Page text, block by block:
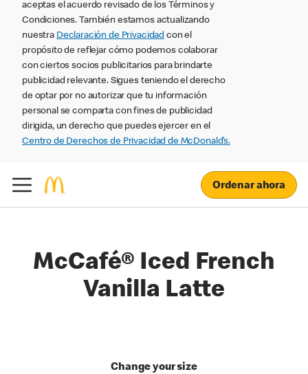
aceptas el acuerdo revisado de los Términos y
Condiciones. También estamos actualizando
nuestra Declaración de Privacidad con el
propósito de reflejar cómo podemos colaborar
con ciertos socios publicitarios para brindarte
publicidad relevante. Sigues teniendo el derecho
de optar por no autorizar que tu información
personal se comparta con fines de publicidad
dirigida, un derecho que puedes ejercer en el
Centro de Derechos de Privacidad de McDonald’s.
Ordenar ahora
McCafé® Iced French
Vanilla Latte
Change your size